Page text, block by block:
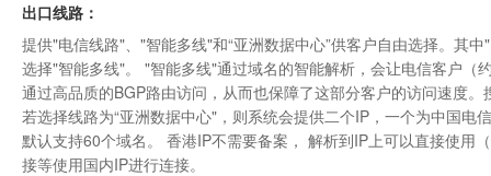
出口线路：
提供"电信线路"、"智能多线"和“亚洲数据中心”供客户自由选择。其
选择"智能多线"。 "智能多线"通过域名的智能解析，会让电信客户
通过高品质的BGP路由访问，从而也保障了这部分客户的访问速度
若选择线路为“亚洲数据中心" ，则系统会提供二个IP，一个为中国电
默认支持60个域名。 香港IP不需要备案， 解析到IP上可以直接使用
接等使用国内IP进行连接。